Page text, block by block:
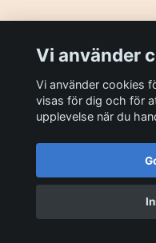
Vi använder
Vi använder cookies
visas för dig och för
upplevelse när du